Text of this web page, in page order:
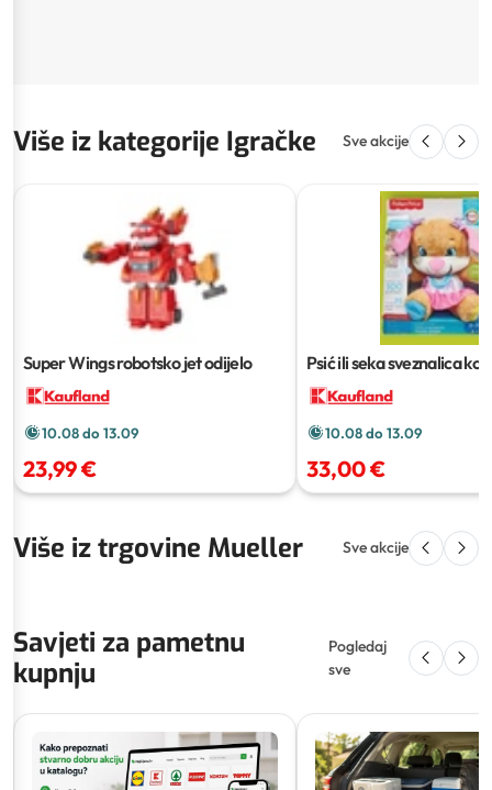
Više iz kategorije Igračke Sve akcije
Super Wings robotsko jet odijelo
10.08 do 13.09
23,99 €
Psić ili seka sveznalica
10.08 do 13.09
33,00 €
Više iz trgovine Mueller Sve akcije
Savjeti za pametnu
kupnju
Pogledaj
sve